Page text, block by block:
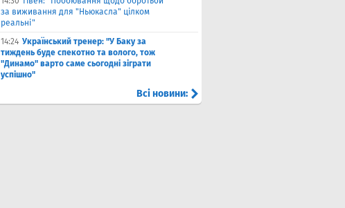
за виживання для "Ньюкасла" цілком
реальні"
14:24 Український тренер: "У Баку за
тиждень буде спекотно та волого, тож
"Динамо" варто саме сьогодні зіграти
успішно"
Всі новини: